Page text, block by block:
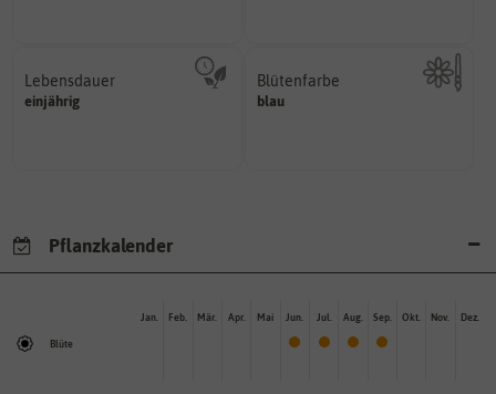
Lebensdauer
einjährig
einjährig, zweijährig oder
mehrjährig.
Blütenfarbe
blau
Kann auch mehrfarbig sein.
Pflanzkalender
Blüte
Jan. Feb. Mär. Apr. Mai Jun. Jul. Aug. Sep. Okt. Nov. Dez.